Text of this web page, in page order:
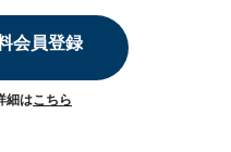
会員登録
細はこちら